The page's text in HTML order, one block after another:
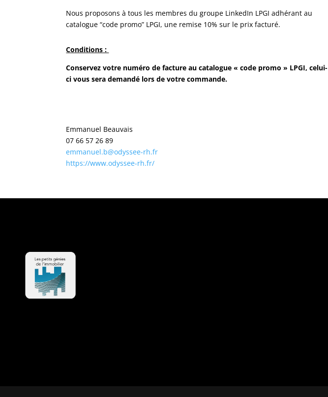
Nous proposons à tous les membres du groupe LinkedIn LPGI adhérant au
catalogue “code promo” LPGI, une remise 10% sur le prix facturé.
Conditions :
Conservez votre numéro de facture au catalogue « code promo » LPGI, celui-
ci vous sera demandé lors de votre commande.
Emmanuel Beauvais
07 66 57 26 89
emmanuel.b@odyssee-rh.fr
https://www.odyssee-rh.fr/